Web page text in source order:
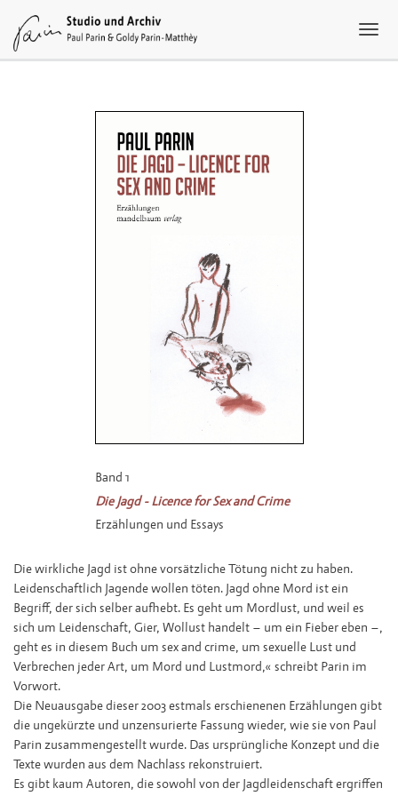
Band 1
Die Jagd - Licence for Sex and Crime
Erzählungen und Essays
Die wirkliche Jagd ist ohne vorsätzliche Tötung nicht zu haben.
Leidenschaftlich Jagende wollen töten. Jagd ohne Mord ist ein
Begriff, der sich selber aufhebt. Es geht um Mordlust, und weil es
sich um Leidenschaft, Gier, Wollust handelt – um ein Fieber eben –,
geht es in diesem Buch um sex and crime, um sexuelle Lust und
Verbrechen jeder Art, um Mord und Lustmord,« schreibt Parin im
Vorwort.
Die Neuausgabe dieser 2003 estmals erschienenen Erzählungen gibt
die ungekürzte und unzensurierte Fassung wieder, wie sie von Paul
Parin zusammengestellt wurde. Das ursprüngliche Konzept und die
Texte wurden aus dem Nachlass rekonstruiert.
Es gibt kaum Autoren, die sowohl von der Jagdleidenschaft ergriffen